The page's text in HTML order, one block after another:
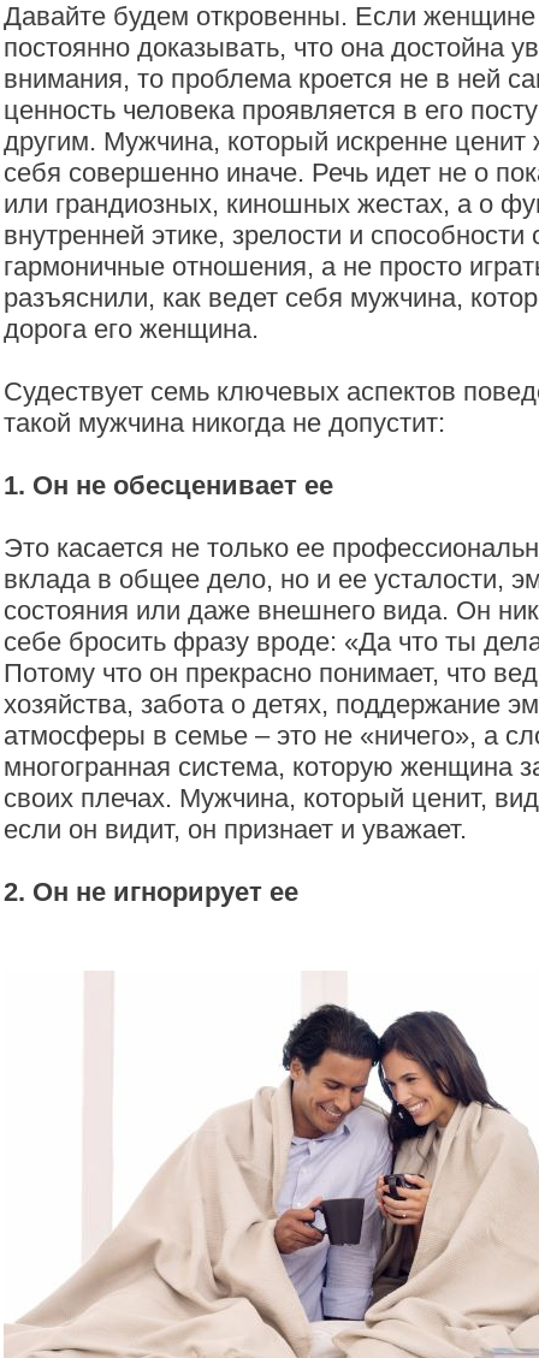
Давайте будем откровенны. Если женщине
постоянно доказывать, что она достойна
внимания, то проблема кроется не в ней
ценность человека проявляется в его
другим. Мужчина, который искренне ценит
себя совершенно иначе. Речь идет не о
или грандиозных, киношных жестах, а о
внутренней этике, зрелости и способности
гармоничные отношения, а не просто
разъяснили, как ведет себя мужчина,
дорога его женщина.
Судествует семь ключевых аспектов
такой мужчина никогда не допустит:
1. Он не обесценивает ее
Это касается не только ее
вклада в общее дело, но и ее усталости,
состояния или даже внешнего вида. Он
себе бросить фразу вроде: «Да что ты
Потому что он прекрасно понимает, что
хозяйства, забота о детях, поддержание
атмосферы в семье – это не «ничего», а
многогранная система, которую женщина
своих плечах. Мужчина, который ценит,
если он видит, он признает и уважает.
2. Он не игнорирует ее